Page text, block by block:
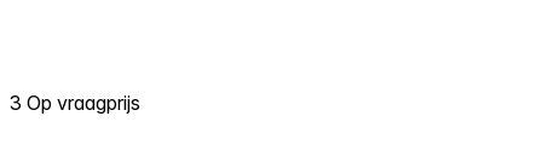
3 Op vraagprijs